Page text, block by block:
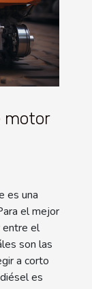
motor
es una
el mejor
entre el
son las
a corto
es